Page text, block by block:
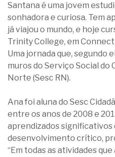
Santana é uma jovem
sonhadora e curiosa. Tem
já viajou o mundo, e hoje
Trinity College, em
Uma jornada que, segundo
muros do Serviço Social do
Norte (Sesc RN).
Ana foi aluna do Sesc
entre os anos de 2008 e
aprendizados significativos
desenvolvimento crítico,
“Em todas as atividades